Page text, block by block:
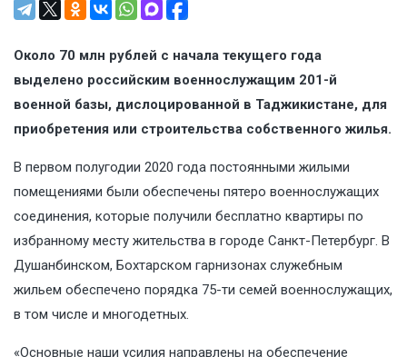
Около 70 млн рублей с начала текущего года
выделено российским военнослужащим 201-й
военной базы, дислоцированной в Таджикистане, для
приобретения или строительства собственного жилья.
В первом полугодии 2020 года постоянными жилыми
помещениями были обеспечены пятеро военнослужащих
соединения, которые получили бесплатно квартиры по
избранному месту жительства в городе Санкт-Петербург. В
Душанбинском, Бохтарском гарнизонах служебным
жильем обеспечено порядка 75-ти семей военнослужащих,
в том числе и многодетных.
«Основные наши усилия направлены на обеспечение